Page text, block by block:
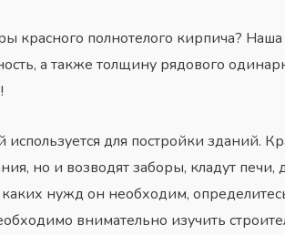
красного полнотелого кирпича? Наша
а также толщину рядового
для постройки зданий.
но и возводятзаборы, кладут
нужд он необходим,
внимательно изучить